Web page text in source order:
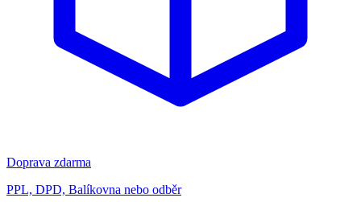
Doprava zdarma
PPL, DPD, Balíkovna nebo odběr